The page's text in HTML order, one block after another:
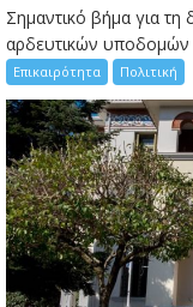
Σημαντικό βήμα για τη
αρδευτικών υποδομών
Επικαιρότητα Πολιτική